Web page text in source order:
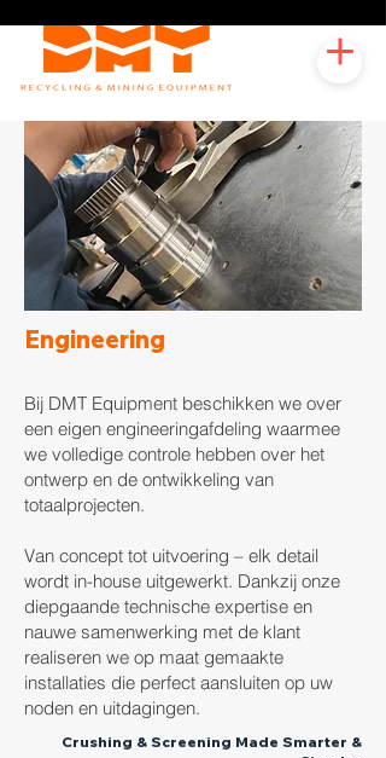
Engineering
Bij DMT Equipment beschikken we over
een eigen engineeringafdeling waarmee
we volledige controle hebben over het
ontwerp en de ontwikkeling van
totaalprojecten.
Van concept tot uitvoering – elk detail
wordt in-house uitgewerkt. Dankzij onze
diepgaande technische expertise en
nauwe samenwerking met de klant
realiseren we op maat gemaakte
installaties die perfect aansluiten op uw
noden en uitdagingen.
Crushing & Screening Made Smarter &